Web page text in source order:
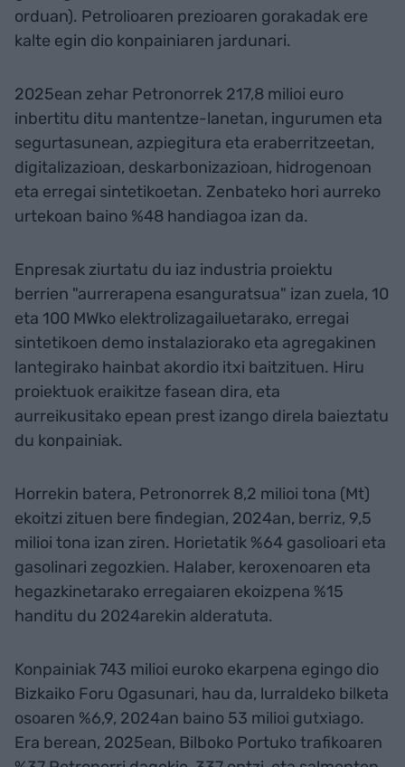
orduan). Petrolioaren prezioaren gorakadak ere
kalte egin dio konpainiaren jardunari.
2025ean zehar Petronorrek 217,8 milioi euro
inbertitu ditu mantentze-lanetan, ingurumen eta
segurtasunean, azpiegitura eta eraberritzeetan,
digitalizazioan, deskarbonizazioan, hidrogenoan
eta erregai sintetikoetan. Zenbateko hori aurreko
urtekoan baino %48 handiagoa izan da.
Enpresak ziurtatu du iaz industria proiektu
berrien "aurrerapena esanguratsua" izan zuela, 10
eta 100 MWko elektrolizagailuetarako, erregai
sintetikoen demo instalaziorako eta agregakinen
lantegirako hainbat akordio itxi baitzituen. Hiru
proiektuok eraikitze fasean dira, eta
aurreikusitako epean prest izango direla baieztatu
du konpainiak.
Horrekin batera, Petronorrek 8,2 milioi tona (Mt)
ekoitzi zituen bere findegian, 2024an, berriz, 9,5
milioi tona izan ziren. Horietatik %64 gasolioari eta
gasolinari zegozkien. Halaber, keroxenoaren eta
hegazkinetarako erregaiaren ekoizpena %15
handitu du 2024arekin alderatuta.
Konpainiak 743 milioi euroko ekarpena egingo dio
Bizkaiko Foru Ogasunari, hau da, lurraldeko bilketa
osoaren %6,9, 2024an baino 53 milioi gutxiago.
Era berean, 2025ean, Bilboko Portuko trafikoaren